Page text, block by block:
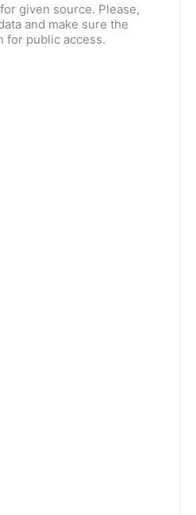
given source. Please,
and make sure the
for public access.